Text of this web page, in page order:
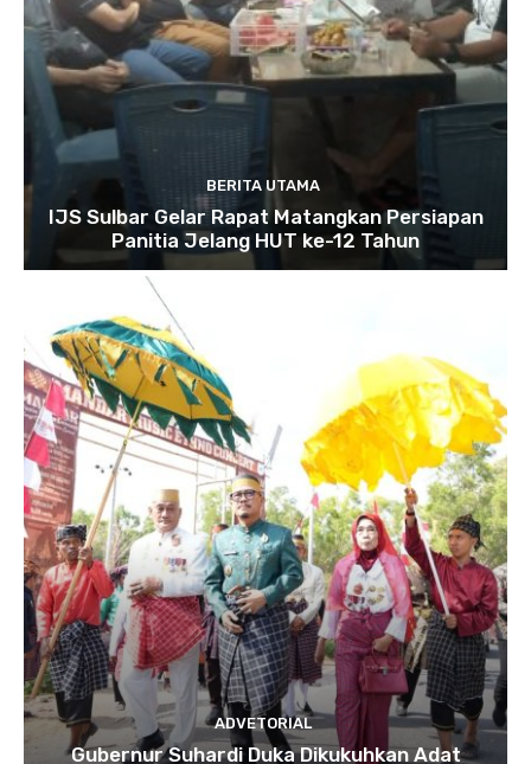
BERITA UTAMA
IJS Sulbar Gelar Rapat Matangkan Persiapan
Panitia Jelang HUT ke-12 Tahun
ADVETORIAL
Gubernur Suhardi Duka Dikukuhkan Adat